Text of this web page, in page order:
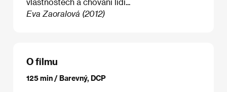
Eva Zaoralová (2012)
O filmu
125 min / Barevný, DCP